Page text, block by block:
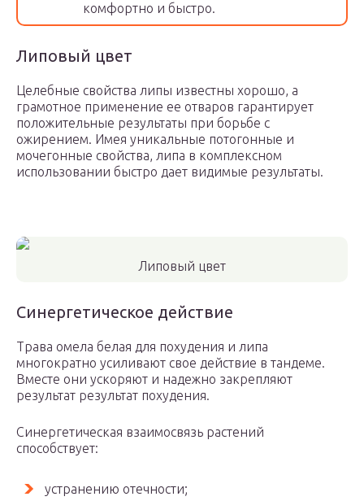
комфортно и быстро.
Липовый цвет
Целебные свойства липы известны хорошо, а
грамотное применение ее отваров гарантирует
положительные результаты при борьбе с
ожирением. Имея уникальные потогонные и
мочегонные свойства, липа в комплексном
использовании быстро дает видимые результаты.
Липовый цвет
Синергетическое действие
Трава омела белая для похудения и липа
многократно усиливают свое действие в тандеме.
Вместе они ускоряют и надежно закрепляют
результат результат похудения.
Синергетическая взаимосвязь растений
способствует:
устранению отечности;